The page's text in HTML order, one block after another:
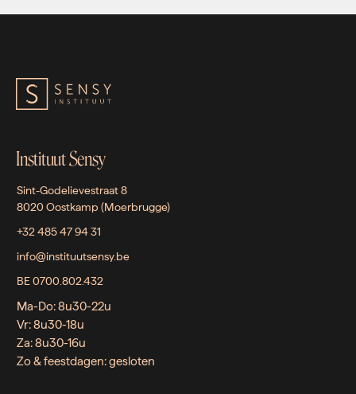
Instituut Sensy
Sint-Godelievestraat 8
8020 Oostkamp (Moerbrugge)
+32 485 47 94 31
info@instituutsensy.be
BE 0700.802.432
Ma-Do: 8u30-22u
Vr: 8u30-18u
Za: 8u30-16u
Zo & feestdagen: gesloten